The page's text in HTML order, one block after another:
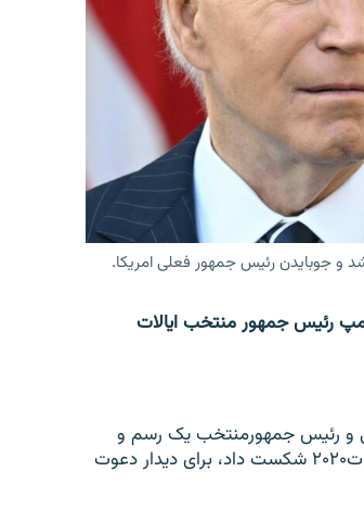
و جوبایدن رئیس جمهور فعلی امریکا.
رئیس جمهور منتخب ایالات
و رئیس جمهورمنتخب یک رسم و
عنعنه قدیمی است، اما ترمپ جمهوریخواه پس از اینکه بایدن را در انتخابات۲۰۲۰ شکست داد، برای دیدار دعوت